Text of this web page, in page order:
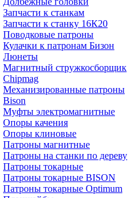
Запчасти к станкам
Запчасти к станку 16К20
Поводковые патроны
Кулачки к патронам Бизон
Люнеты
Магнитный стружкосборщик
Chipmag
Механизированные патроны
Bison
Муфты электромагнитные
Опоры качения
Опоры клиновые
Патроны магнитные
Патроны на станки по дереву
Патроны токарные
Патроны токарные BISON
Патроны токарные Optimum